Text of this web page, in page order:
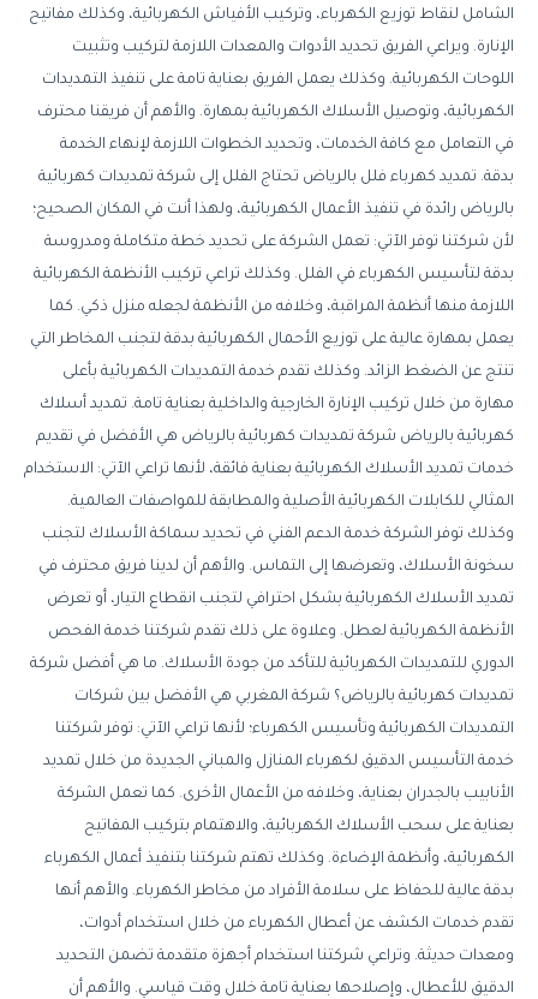
الشامل لنقاط توزيع الكهرباء، وتركيب الأفياش الكهربائية، وكذلك مفاتيح
الإنارة. ويراعي الفريق تحديد الأدوات والمعدات اللازمة لتركيب وتثبيت
اللوحات الكهربائية. وكذلك يعمل الفريق بعناية تامة على تنفيذ التمديدات
الكهربائية، وتوصيل الأسلاك الكهربائية بمهارة. والأهم أن فريقنا محترف
في التعامل مع كافة الخدمات، وتحديد الخطوات اللازمة لإنهاء الخدمة
بدقة. تمديد كهرباء فلل بالرياض تحتاج الفلل إلى شركة تمديدات كهربائية
بالرياض رائدة في تنفيذ الأعمال الكهربائية، ولهذا أنت في المكان الصحيح؛
لأن شركتنا توفر الآتي: تعمل الشركة على تحديد خطة متكاملة ومدروسة
بدقة لتأسيس الكهرباء في الفلل. وكذلك تراعي تركيب الأنظمة الكهربائية
اللازمة منها أنظمة المراقبة، وخلافه من الأنظمة لجعله منزل ذكي. كما
يعمل بمهارة عالية على توزيع الأحمال الكهربائية بدقة لتجنب المخاطر التي
تنتج عن الضغط الزائد. وكذلك تقدم خدمة التمديدات الكهربائية بأعلى
مهارة من خلال تركيب الإنارة الخارجية والداخلية بعناية تامة. تمديد أسلاك
كهربائية بالرياض شركة تمديدات كهربائية بالرياض هي الأفضل في تقديم
خدمات تمديد الأسلاك الكهربائية بعناية فائقة، لأنها تراعي الآتي: الاستخدام
المثالي للكابلات الكهربائية الأصلية والمطابقة للمواصفات العالمية.
وكذلك توفر الشركة خدمة الدعم الفني في تحديد سماكة الأسلاك لتجنب
سخونة الأسلاك، وتعرضها إلى التماس. والأهم أن لدينا فريق محترف في
تمديد الأسلاك الكهربائية بشكل احترافي لتجنب انقطاع التيار، أو تعرض
الأنظمة الكهربائية لعطل. وعلاوة على ذلك تقدم شركتنا خدمة الفحص
الدوري للتمديدات الكهربائية للتأكد من جودة الأسلاك. ما هي أفضل شركة
تمديدات كهربائية بالرياض؟ شركة المغربي هي الأفضل بين شركات
التمديدات الكهربائية وتأسيس الكهرباء؛ لأنها تراعي الآتي: توفر شركتنا
خدمة التأسيس الدقيق لكهرباء المنازل والمباني الجديدة من خلال تمديد
الأنابيب بالجدران بعناية، وخلافه من الأعمال الأخرى. كما تعمل الشركة
بعناية على سحب الأسلاك الكهربائية، والاهتمام بتركيب المفاتيح
الكهربائية، وأنظمة الإضاءة. وكذلك تهتم شركتنا بتنفيذ أعمال الكهرباء
بدقة عالية للحفاظ على سلامة الأفراد من مخاطر الكهرباء. والأهم أنها
تقدم خدمات الكشف عن أعطال الكهرباء من خلال استخدام أدوات،
ومعدات حديثة. وتراعي شركتنا استخدام أجهزة متقدمة تضمن التحديد
الدقيق للأعطال، وإصلاحها بعناية تامة خلال وقت قياسي. والأهم أن